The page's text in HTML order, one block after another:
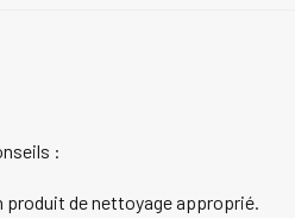
:
produit de nettoyage approprié.